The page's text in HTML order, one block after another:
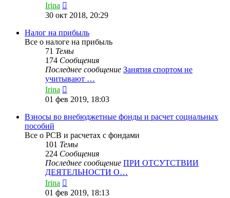
Irina
к
сообщению
30 окт 2018, 20:29
Налог на прибыль
Все о налоге на прибыль
71 Темы
174 Сообщения
Последнее сообщение Занятия спортом не
учитывают …
Irina
к
сообщению
01 фев 2019, 18:03
Взносы во внебюджетные фонды и расчет социальных
пособий
Все о РСВ и расчетах с фондами
101 Темы
224 Сообщения
Последнее сообщение ПРИ ОТСУТСТВИИ
ДЕЯТЕЛЬНОСТИ О…
Irina
к
01 фев 2019, 18:13